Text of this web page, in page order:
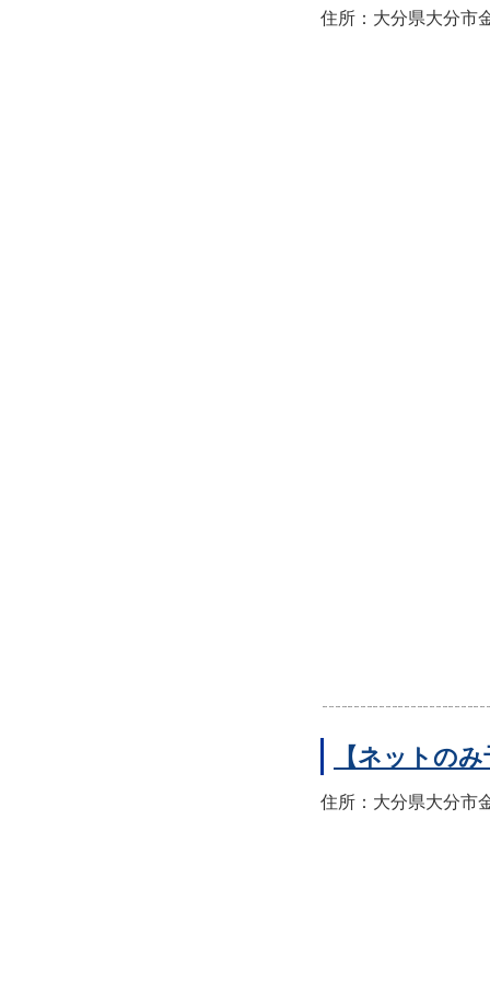
住所：大分県大分市
【ネットの
住所：大分県大分市